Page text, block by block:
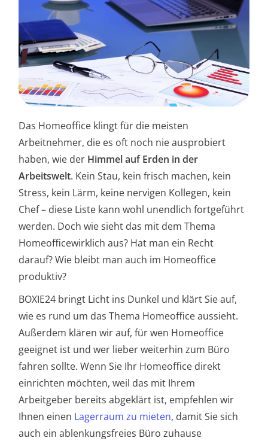
Das Homeoffice klingt für die meisten
Arbeitnehmer, die es oft noch nie ausprobiert
haben, wie der Himmel auf Erden in der
Arbeitswelt. Kein Stau, kein frisch machen, kein
Stress, kein Lärm, keine nervigen Kollegen, kein
Chef – diese Liste kann wohl unendlich fortgeführt
werden. Doch wie sieht das mit dem Thema
Homeofficewirklich aus? Hat man ein Recht
darauf? Wie bleibt man auch im Homeoffice
produktiv?
BOXIE24 bringt Licht ins Dunkel und klärt Sie auf,
wie es rund um das Thema Homeoffice aussieht.
Außerdem klären wir auf, für wen Homeoffice
geeignet ist und wer lieber weiterhin zum Büro
fahren sollte. Wenn Sie Ihr Homeoffice direkt
einrichten möchten, weil das mit Ihrem
Arbeitgeber bereits abgeklärt ist, empfehlen wir
Ihnen einen Lagerraum zu mieten, damit Sie sich
auch ein ablenkungsfreies Büro zuhause